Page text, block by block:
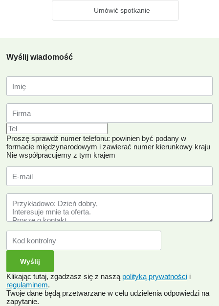
Umówić spotkanie
Wyślij wiadomość
Proszę sprawdź numer telefonu: powinien być podany w
formacie międzynarodowym i zawierać numer kierunkowy kraju
Nie współpracujemy z tym krajem
Klikając tutaj, zgadzasz się z naszą polityką prywatności i
regulaminem.
Twoje dane będą przetwarzane w celu udzielenia odpowiedzi na
zapytanie.